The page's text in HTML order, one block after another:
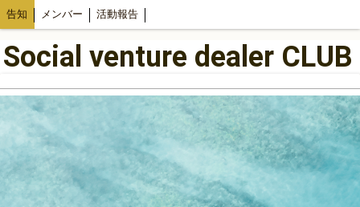
告知 メンバー 活動報告
Social venture dealer CLUB